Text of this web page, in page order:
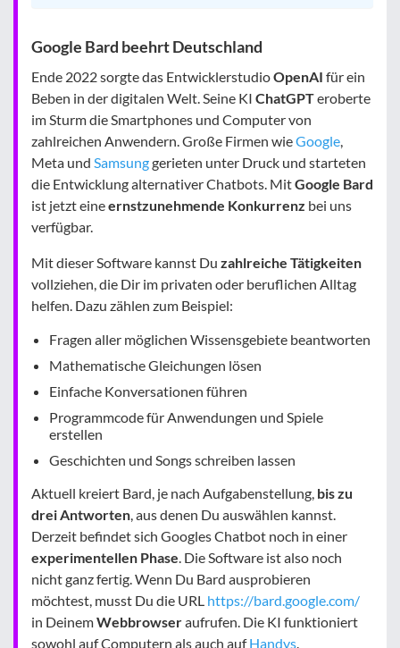
Google Bard beehrt Deutschland
Ende 2022 sorgte das EntwicklerstudioOpenAI für ein
Beben in der digitalen Welt. Seine KI ChatGPTeroberte
im Sturm die Smartphones und Computer von
zahlreichen Anwendern. Große Firmen wieGoogle,
Meta und Samsunggerieten unter Druck und starteten
die Entwicklung alternativer Chatbots. MitGoogle Bard
ist jetzt eineernstzunehmende Konkurrenz bei uns
verfügbar.
Mit dieser Software kannst Du zahlreiche Tätigkeiten
vollziehen, die Dir im privaten oder beruflichen Alltag
helfen. Dazu zählen zum Beispiel:
Fragen aller möglichen Wissensgebiete beantworten
Mathematische Gleichungen lösen
Einfache Konversationen führen
Programmcode für Anwendungen und Spiele
erstellen
Geschichten und Songs schreiben lassen
Aktuell kreiert Bard, je nach Aufgabenstellung, bis zu
drei Antworten, aus denen Du auswählen kannst.
Derzeit befindet sich Googles Chatbot noch in einer
experimentellen Phase. Die Software ist also noch
nicht ganz fertig. Wenn Du Bard ausprobieren
möchtest, musst Du die URL https://bard.google.com/
in DeinemWebbrowseraufrufen. Die KI funktioniert
sowohl auf Computern als auch aufHandys.